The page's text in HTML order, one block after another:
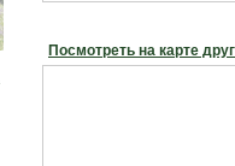
Посмотреть на карте